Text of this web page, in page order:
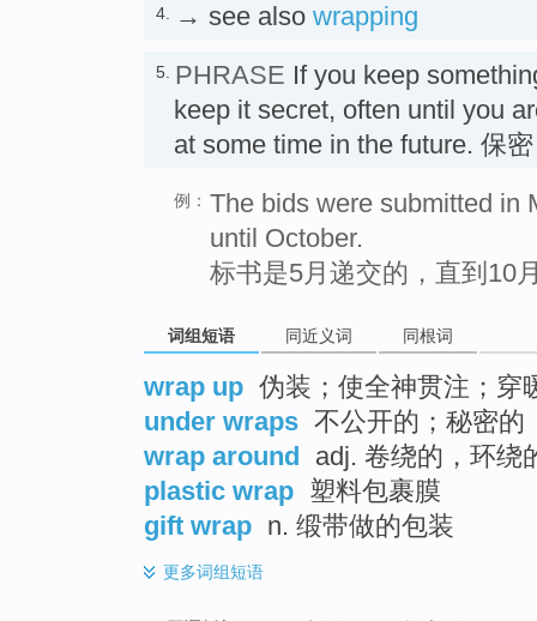
4. → see also wrapping
5. PHRASE If you keep
keep it secret, often until you
at some time in the future. 保密
例： The bids were submitted in
until October.
标书是5月递交的，直到10
词组短语 同近义词 同根词
wrap up 伪装；使全神贯注；穿
under wraps 不公开的；秘密的
wrap around adj. 卷绕的，环绕
plastic wrap 塑料包裹膜
gift wrap n. 缎带做的包装
更多词组短语